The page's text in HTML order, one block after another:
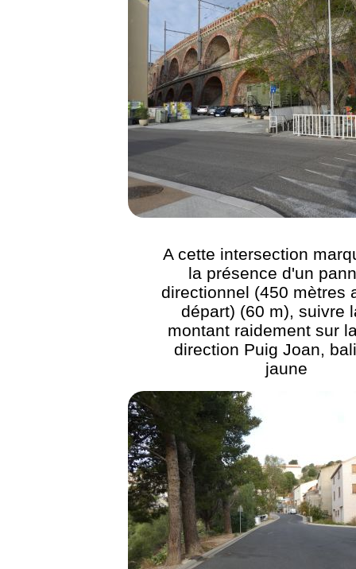
A cette intersection
la présence d'un
directionnel (450 mètres
départ) (60 m), suivre
montant raidement sur
direction Puig Joan,
jaune